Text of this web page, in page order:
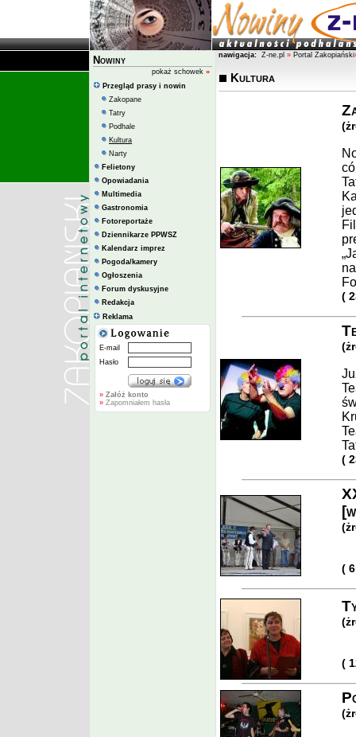
Nowiny
pokaż schowek »
Przegląd prasy i nowin
Zakopane
Tatry
Podhale
Kultura
Narty
Felietony
Opowiadania
Multimedia
Gastronomia
Fotoreportaże
Dziennikarze PPWSZ
Kalendarz imprez
Pogoda/kamery
Ogłoszenia
Forum dyskusyjne
Redakcja
Reklama
E-mail
Hasło
» Załóż konto
» Zapomniałem hasła
nawigacja: Z-ne.pl » Portal Zakopiański
Kultura
(
(
(
(